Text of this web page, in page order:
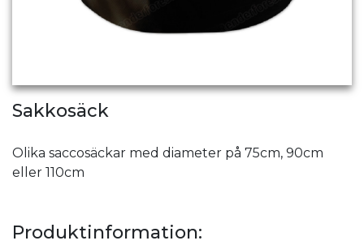
Sakkosäck
Olika saccosäckar med diameter på 75cm, 90cm
eller 110cm
Produktinformation: